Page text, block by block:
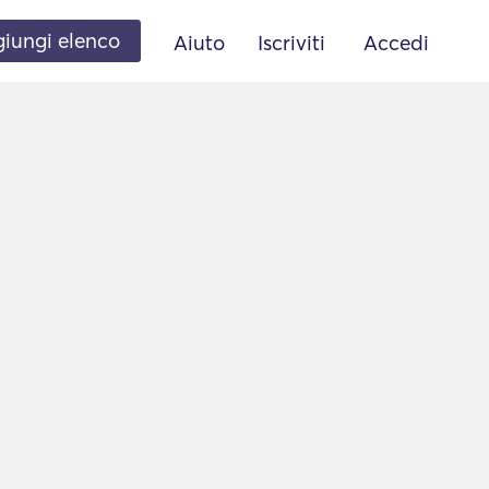
elenco Aiuto Iscriviti Accedi